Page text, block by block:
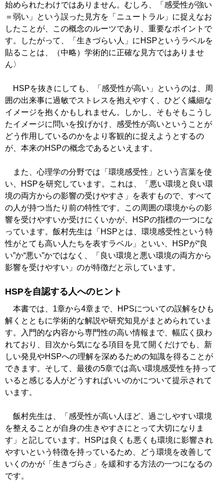
始められたわけではありません。むしろ、「感受性が強い
＝弱い」という誤った見方を「ニュートラル」に捉えなお
したことが、この概念のルーツであり、重要なポイントで
す。したがって、「生きづらい人」にHSPというラベルを
貼ることは、（中略）学術的に正確な見方ではありませ
ん〉
HSPを抜きにしても、「感受性が高い」というのは、周
囲の出来事に過敏でストレスを抱えやすく、ひどく繊細な
イメージを抱くかもしれません。しかし、そもそもこうし
たイメージに問いを投げかけ、感受性が高いということが
どう作用しているのかをより客観的に捉えようとするの
が、本来のHSPの概念であるといえます。
また、心理学の分野では「環境感受性」という言葉を使
い、HSPを研究しています。これは、「悪い環境と良い環
境の両方からの影響の受けやすさ」を表すもので、すべて
の人が持つ当たり前の特性です。この周囲の環境からの影
響を受けやすいか受けにくいかが、HSPの指標の一つにな
っています。飯村先生は「HSPとは、環境感受性という特
性がとても高い人たちを表すラベル」といい、HSPが“良
い”か“悪い”かではなく、「良い環境と悪い環境の両方から
影響を受けやすい」のが特徴だと示しています。
HSPを自認する人へのヒント
本書では、1章から4章まで、HPSについての誤解をひも
解くとともに学術的な解説や研究知見がまとめられていま
す。入門的な内容から専門性の高い情報まで、幅広く扱わ
れており、目次から気になる項目を見て開くだけでも、新
しい発見やHSPへの理解を深めるための知識を得ることが
できます。そして、最後の5章では高い環境感受性を持って
いると感じる人がどうすればいいのかについて提示されて
います。
飯村先生は、「感受性が高い人ほど、過ごしやすい環境
を整えることが自身の生きやすさにとって大切になりま
す」と記しています。HSPは良くも悪くも環境に影響され
やすいという特徴を持っているため、どう環境を改善して
いくのかが「生きづらさ」を緩和する方法の一つになるの
です。